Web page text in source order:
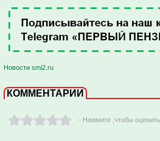
Новости smi2.ru
КОММЕНТАРИИ
- Нажмите ,чтобы оценить